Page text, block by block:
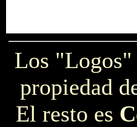
Los
propiedad
El resto es